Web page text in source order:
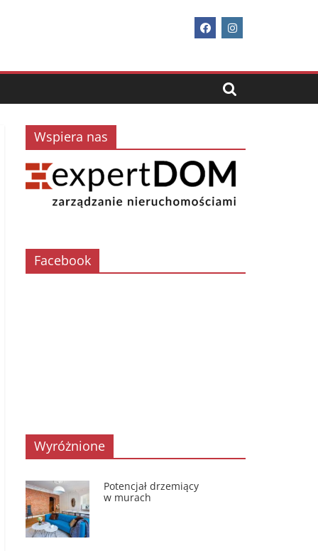
Wspiera nas
Facebook
Wyróżnione
Potencjał drzemiący
w murach